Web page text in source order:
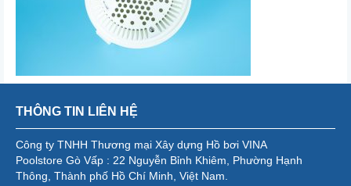
THÔNG TIN LIÊN HỆ
Công ty TNHH Thương mại Xây dựng Hồ bơi VINA
Poolstore Gò Vấp : 22 Nguyễn Bỉnh Khiêm, Phường Hạnh
Thông, Thành phố Hồ Chí Minh, Việt Nam.